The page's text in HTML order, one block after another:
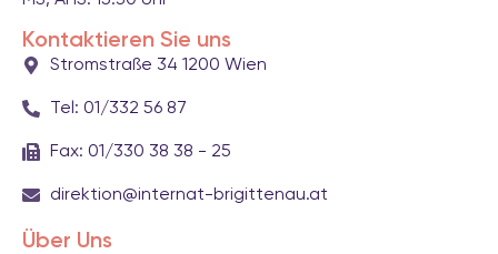
Kontaktieren Sie uns
Stromstraße 34 1200 Wien
Tel: 01/332 56 87
Fax: 01/330 38 38 - 25
direktion@internat-brigittenau.at
Über Uns